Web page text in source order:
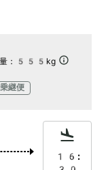
： 555kg
乗継便
16: